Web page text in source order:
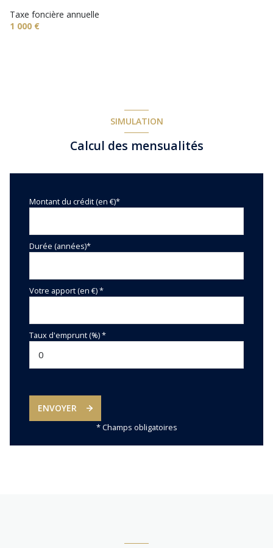
vue Exceptionnelle sur la vallée
Taxe foncière annuelle
1 000 €
SIMULATION
Calcul des mensualités
Montant du crédit (en €)*
Durée (années)*
Votre apport (en €) *
Taux d'emprunt (%) *
ENVOYER
* Champs obligatoires